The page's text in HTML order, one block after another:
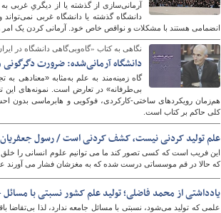
آرمانی‌سازی از گذشته یا از دیگریِ غربی
دانشگاه گذشته یا دانشگاه غربی
انضمامی هستند با مشکلات و نواقص خاص خود. آرمانی کردن یک امر
نگاهی به کتاب «گاه‌وبی‌گاهی دانشگاه در
دانشگاه آرمانی‌شده: ضرورت
گاه زمینه‌مند به علم به‌مثابه «معنادهی
بی‌طرفانه» در تعارض است. نمونه‌های این
هم‌زمان رویکردهای ساختی-کارکردی، فوکویی و هابرماسی بدون
کلی حاکم بر کتاب است.
علم تولید کردنی نیست، کشف کردنی است / رسول جعفریان
این فریب است که کسی تصور کند ما می توانیم علوم انسانی را خلق
که حالا در قم موسساتی درست شده که به مغزشان فشار می آورند
یادداشتی از محمد فاضلی؛ تولید علم کشور نسبتی با مسائل
علمی که تولید می‌شود، نسبتی با مسائل جامعه ندارد، لذا